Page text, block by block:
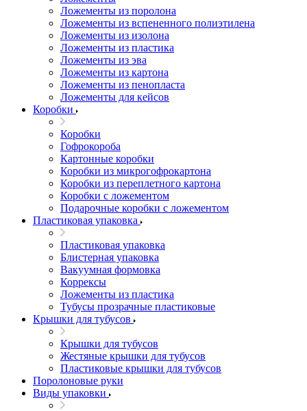
Ложементы из поролона
Ложементы из вспененного полиэтилена
Ложементы из изолона
Ложементы из пластика
Ложементы из эва
Ложементы из картона
Ложементы из пенопласта
Ложементы для кейсов
Коробки
Коробки
Гофрокороба
Картонные коробки
Коробки из микрогофрокартона
Коробки из переплетного картона
Коробки с ложементом
Подарочные коробки с ложементом
Пластиковая упаковка
Пластиковая упаковка
Блистерная упаковка
Вакуумная формовка
Коррексы
Ложементы из пластика
Тубусы прозрачные пластиковые
Крышки для тубусов
Крышки для тубусов
Жестяные крышки для тубусов
Пластиковые крышки для тубусов
Поролоновые руки
Виды упаковки